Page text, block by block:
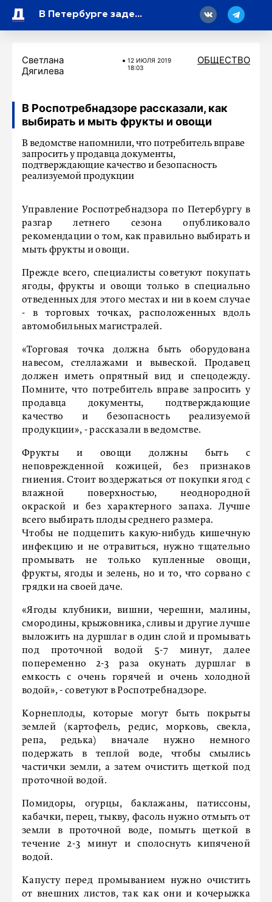
В Петербурге задерживаются поезда и электрички
Светлана
Дягилева
12 ИЮЛЯ 2019
18:03
ОБЩЕСТВО
В Роспотребнадзоре рассказали, как
выбирать и мыть фрукты и овощи
В ведомстве напомнили, что потребитель вправе
запросить у продавца документы,
подтверждающие качество и безопасность
реализуемой продукции
Управление Роспотребнадзора по Петербургу в
разгар летнего сезона опубликовало
рекомендации о том, как правильно выбирать и
мыть фрукты и овощи.
Прежде всего, специалисты советуют покупать
ягоды, фрукты и овощи только в специально
отведенных для этого местах и ни в коем случае
- в торговых точках, расположенных вдоль
автомобильных магистралей.
«Торговая точка должна быть оборудована
навесом, стеллажами и вывеской. Продавец
должен иметь опрятный вид и спецодежду.
Помните, что потребитель вправе запросить у
продавца документы, подтверждающие
качество и безопасность реализуемой
продукции», - рассказали в ведомстве.
Фрукты и овощи должны быть с
неповрежденной кожицей, без признаков
гниения. Стоит воздержаться от покупки ягод с
влажной поверхностью, неоднородной
окраской и без характерного запаха. Лучше
всего выбирать плоды среднего размера.
Чтобы не подцепить какую-нибудь кишечную
инфекцию и не отравиться, нужно тщательно
промывать не только купленные овощи,
фрукты, ягоды и зелень, но и то, что сорвано с
грядки на своей даче.
«Ягоды клубники, вишни, черешни, малины,
смородины, крыжовника, сливы и другие лучше
выложить на дуршлаг в один слой и промывать
под проточной водой 5-7 минут, далее
попеременно 2-3 раза окунать дуршлаг в
емкость с очень горячей и очень холодной
водой», - советуют в Роспотребнадзоре.
Корнеплоды, которые могут быть покрыты
землей (картофель, редис, морковь, свекла,
репа, редька) вначале нужно немного
подержать в теплой воде, чтобы смылись
частички земли, а затем очистить щеткой под
проточной водой.
Помидоры, огурцы, баклажаны, патиссоны,
кабачки, перец, тыкву, фасоль нужно отмыть от
земли в проточной воде, помыть щеткой в
течение 2-3 минут и сполоснуть кипяченой
водой.
Капусту перед промыванием нужно очистить
от внешних листов, так как они и кочерыжка